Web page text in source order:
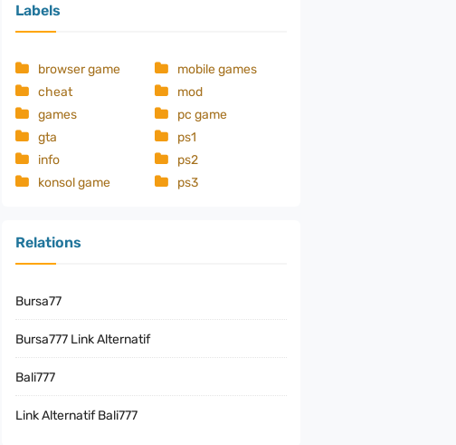
Labels
browser game
cheat
games
gta
info
konsol game
mobile games
mod
pc game
ps1
ps2
ps3
Relations
Bursa77
Bursa777 Link Alternatif
Bali777
Link Alternatif Bali777